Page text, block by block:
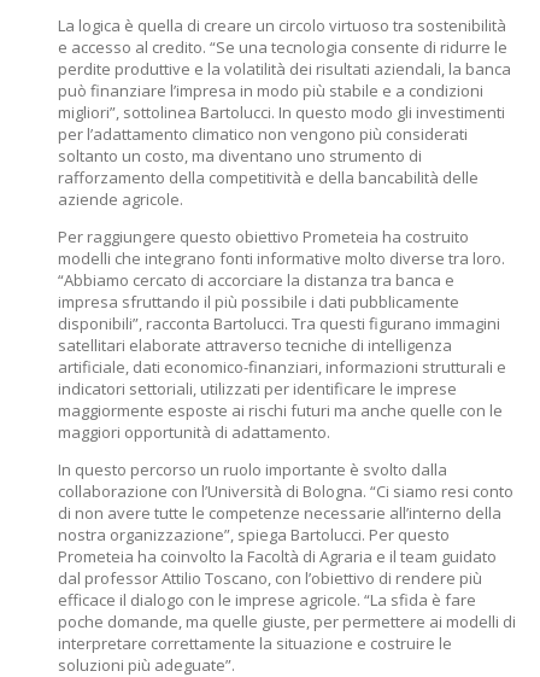
La logica è quella di creare un circolo virtuoso tra sostenibilità
e accesso al credito. “Se una tecnologia consente di ridurre le
perdite produttive e la volatilità dei risultati aziendali, la banca
può finanziare l’impresa in modo più stabile e a condizioni
migliori”, sottolinea Bartolucci. In questo modo gli investimenti
per l’adattamento climatico non vengono più considerati
soltanto un costo, ma diventano uno strumento di
rafforzamento della competitività e della bancabilità delle
aziende agricole.
Per raggiungere questo obiettivo Prometeia ha costruito
modelli che integrano fonti informative molto diverse tra loro.
“Abbiamo cercato di accorciare la distanza tra banca e
impresa sfruttando il più possibile i dati pubblicamente
disponibili”, racconta Bartolucci. Tra questi figurano immagini
satellitari elaborate attraverso tecniche di intelligenza
artificiale, dati economico-finanziari, informazioni strutturali e
indicatori settoriali, utilizzati per identificare le imprese
maggiormente esposte ai rischi futuri ma anche quelle con le
maggiori opportunità di adattamento.
In questo percorso un ruolo importante è svolto dalla
collaborazione con l’Università di Bologna. “Ci siamo resi conto
di non avere tutte le competenze necessarie all’interno della
nostra organizzazione”, spiega Bartolucci. Per questo
Prometeia ha coinvolto la Facoltà di Agraria e il team guidato
dal professor Attilio Toscano, con l’obiettivo di rendere più
efficace il dialogo con le imprese agricole. “La sfida è fare
poche domande, ma quelle giuste, per permettere ai modelli di
interpretare correttamente la situazione e costruire le
soluzioni più adeguate”.